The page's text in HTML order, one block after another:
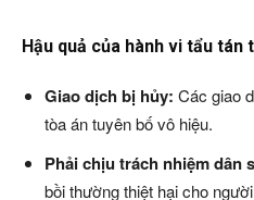
Hậu quả của hành vi tẩu tán
Giao dịch bị hủy: Các giao
tòa án tuyên bố vô hiệu.
Phải chịu trách nhiệm dân
bồi thường thiệt hại cho